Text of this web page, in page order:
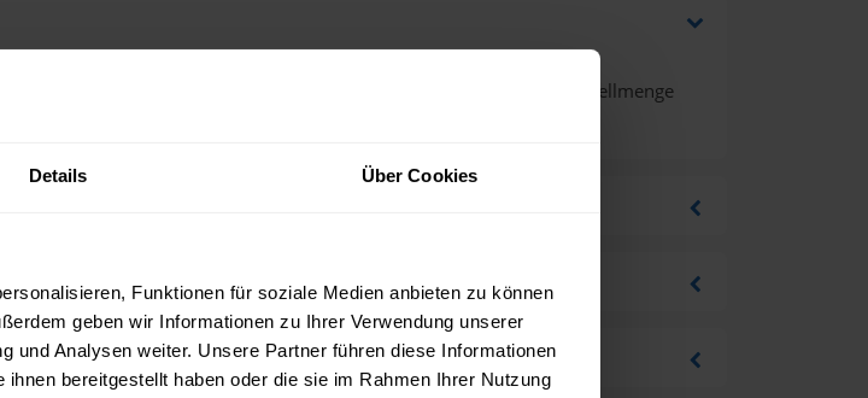
Details Über Cookies
Funktionen für soziale Medien anbieten zu können
geben wir Informationen zu Ihrer Verwendung unserer
und Analysen weiter. Unsere Partner führen diese Informationen
bereitgestellt haben oder die sie im Rahmen Ihrer Nutzung
inklusive Lieferung und Mehrwertsteuer bei einer Bestellmenge
unseren